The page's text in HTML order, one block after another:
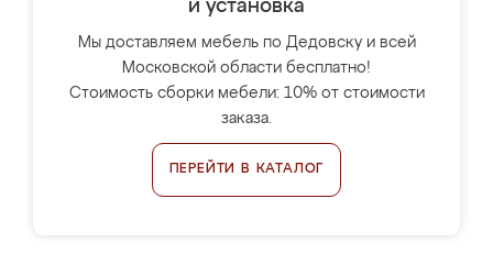
и установка
Мы доставляем мебель по Дедовску и всей
Московской области бесплатно!
Стоимость сборки мебели: 10% от стоимости
заказа.
ПЕРЕЙТИ В КАТАЛОГ